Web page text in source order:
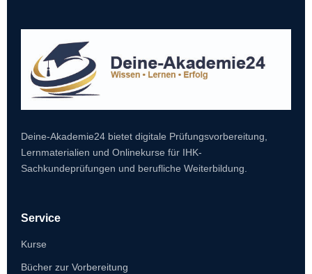
Deine-Akademie24 bietet digitale Prüfungsvorbereitung,
Lernmaterialien und Onlinekurse für IHK-
Sachkundeprüfungen und berufliche Weiterbildung.
Service
Kurse
Bücher zur Vorbereitung